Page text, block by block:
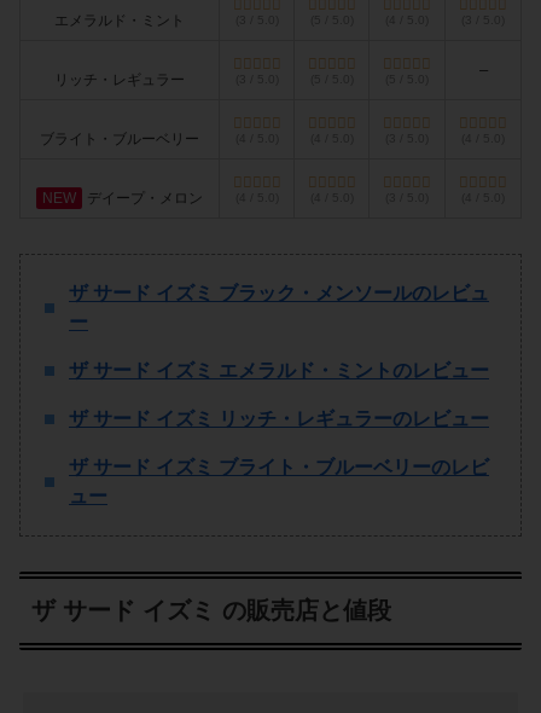
エメラルド・ミント
リッチ・レギュラー
–
ブライト・ブルーベリー
NEW デイープ・メロン
ザ サード イズミ ブラック・メンソールのレビュ
ー
ザ サード イズミ エメラルド・ミントのレビュー
ザ サード イズミ リッチ・レギュラーのレビュー
ザ サード イズミ ブライト・ブルーベリーのレビ
ュー
ザ サード イズミ の販売店と値段